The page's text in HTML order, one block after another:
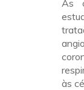
As
às